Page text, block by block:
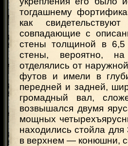
тогдашнему
как
совпадающие с
стены толщиной в 6,5
стены, вероятно,
отделялись от
футов и имели в
передней и задней,
громадный вал,
возвышался двумя
мощных
находились стойла
в верхнем — конюшни,